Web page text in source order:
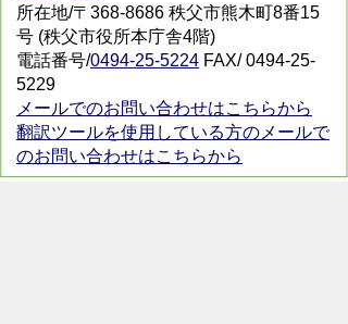
所在地/〒368-8686 秩父市熊木町8番15
号 (秩父市役所本庁舎4階)
電話番号/0494-25-5224 FAX/ 0494-25-
5229
メールでのお問い合わせはこちらから
翻訳ツールを使用している方のメールで
のお問い合わせはこちらから